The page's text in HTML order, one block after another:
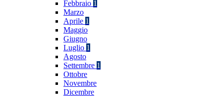
Febbraio 1
Marzo
Aprile 1
Maggio
Giugno
Luglio 1
Agosto
Settembre 1
Ottobre
Novembre
Dicembre